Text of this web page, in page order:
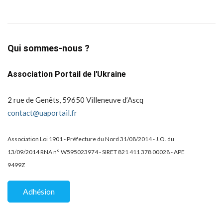
Qui sommes-nous ?
Association Portail de l'Ukraine
2 rue de Genêts, 59650 Villeneuve d’Ascq
contact@uaportail.fr
Association Loi 1901 - Préfecture du Nord 31/08/2014 - J.O. du
13/09/2014 RNA n° W595023974 - SIRET 821 411 378 00028 - APE
9499Z
Adhésion